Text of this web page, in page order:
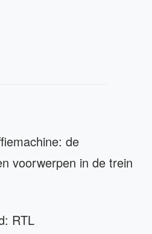
de
voorwerpen in de trein
RTL